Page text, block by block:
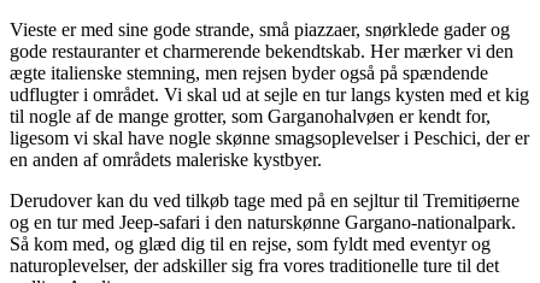
Vieste er med sine gode strande, små piazzaer, snørklede gader og
gode restauranter et charmerende bekendtskab. Her mærker vi den
ægte italienske stemning, men rejsen byder også på spændende
udflugter i området. Vi skal ud at sejle en tur langs kysten med et kig
til nogle af de mange grotter, som Garganohalvøen er kendt for,
ligesom vi skal have nogle skønne smagsoplevelser i Peschici, der er
en anden af områdets maleriske kystbyer.
Derudover kan du ved tilkøb tage med på en sejltur til Tremitiøerne
og en tur med Jeep-safari i den naturskønne Gargano-nationalpark.
Så kom med, og glæd dig til en rejse, som fyldt med eventyr og
naturoplevelser, der adskiller sig fra vores traditionelle ture til det